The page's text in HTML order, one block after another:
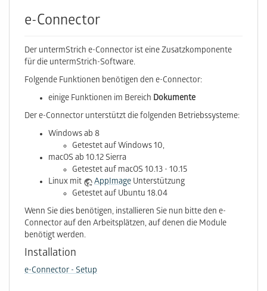
e-Connector
Der untermStrich e-Connector ist eine Zusatzkomponente
für die untermStrich-Software.
Folgende Funktionen benötigen den e-Connector:
einige Funktionen im Bereich Dokumente
Der e-Connector unterstützt die folgenden Betriebssysteme:
Windows ab 8
Getestet auf Windows 10,
macOS ab 10.12 Sierra
Getestet auf macOS 10.13 - 10.15
Linux mit
AppImage Unterstützung
Getestet auf Ubuntu 18.04
Wenn Sie dies benötigen, installieren Sie nun bitte den e-
Connector auf den Arbeitsplätzen, auf denen die Module
benötigt werden.
Installation
e-Connector - Setup